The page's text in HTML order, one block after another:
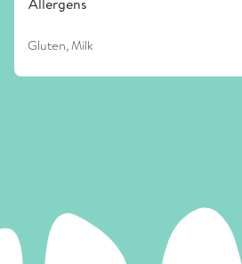
Gluten, Milk